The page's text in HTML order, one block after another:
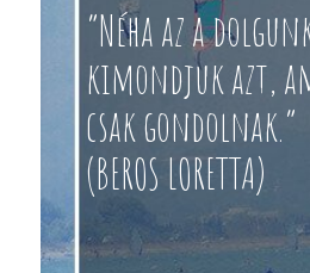
“Néha az a
kimondjuk azt,
csak gondolnak.”
(BEROS LORETTA)